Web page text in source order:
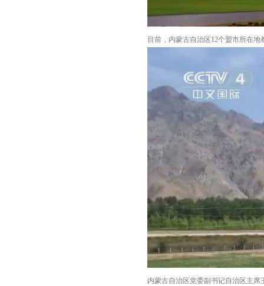
目前，内蒙古自治区12个盟市所在
内蒙古自治区党委副书记自治区主